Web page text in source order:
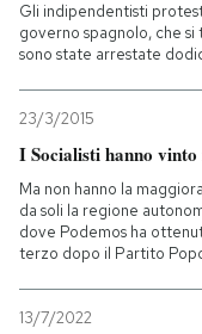
Gli indipendentisti
governo spagnolo, che
sono state arrestate
23/3/2015
I Socialisti hanno
Ma non hanno la
da soli la regione
dove Podemos ha
terzo dopo il Partito
13/7/2022